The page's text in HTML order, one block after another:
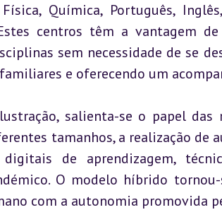
Química, Português,
centros têm a vantagem
sem necessidade de se
e oferecendo um
salienta-se o papel das
tamanhos, a realização de
digitais de aprendizagem,
O modelo híbrido
com a autonomia promovida